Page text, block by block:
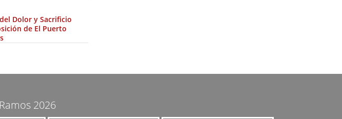
Dolor y Sacrificio
de El Puerto
2026